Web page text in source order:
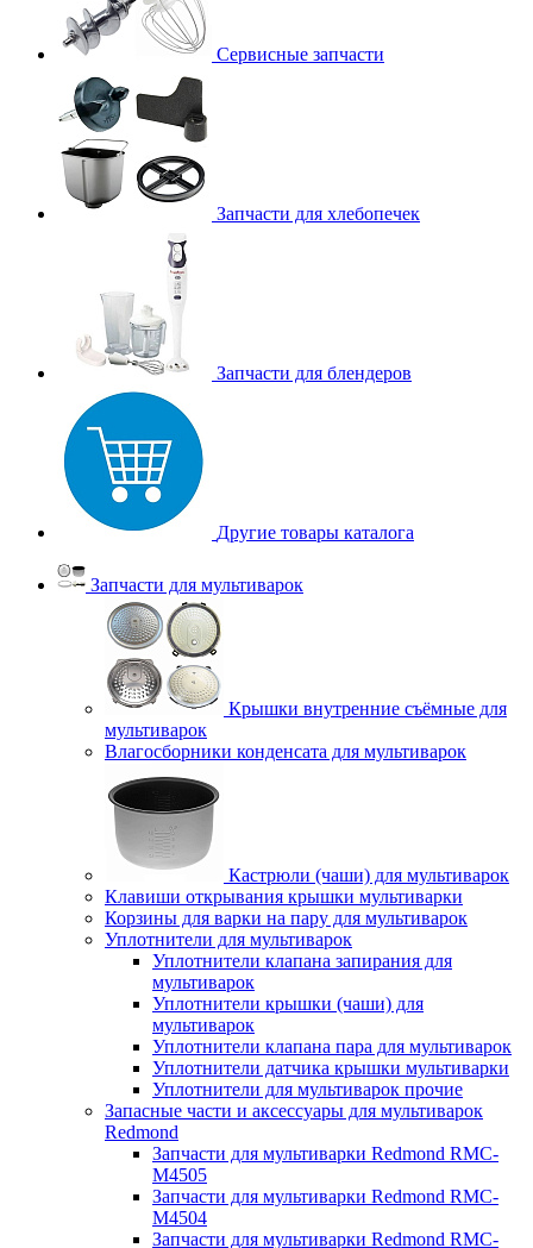
Сервисные запчасти
Запчасти для хлебопечек
Запчасти для блендеров
Другие товары каталога
Запчасти для мультиварок
Крышки внутренние съёмные для
мультиварок
Влагосборники конденсата для мультиварок
Кастрюли (чаши) для мультиварок
Клавиши открывания крышки мультиварки
Корзины для варки на пару для мультиварок
Уплотнители для мультиварок
Уплотнители клапана запирания для
мультиварок
Уплотнители крышки (чаши) для
мультиварок
Уплотнители клапана пара для мультиварок
Уплотнители датчика крышки мультиварки
Уплотнители для мультиварок прочие
Запасные части и аксессуары для мультиварок
Redmond
Запчасти для мультиварки Redmond RMC-
M4505
Запчасти для мультиварки Redmond RMC-
M4504
Запчасти для мультиварки Redmond RMC-